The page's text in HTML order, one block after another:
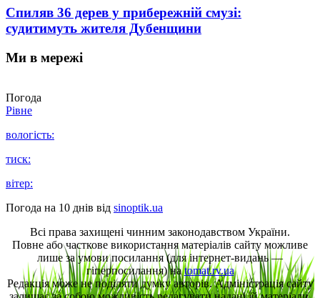
Спиляв 36 дерев у прибережній смузі:
судитимуть жителя Дубенщини
Ми в мережі
Погода
Рівне
вологість:
тиск:
вітер:
Погода на 10 днів від sinoptik.ua
Всі права захищені чинним законодавством України.
Повне або часткове використання матеріалів сайту можливе
лише за умови посилання (для інтернет-видань —
гіперпосилання) наtomat.rv.ua
Редакція може не поділяти думку авторів. Адміністрація сайту